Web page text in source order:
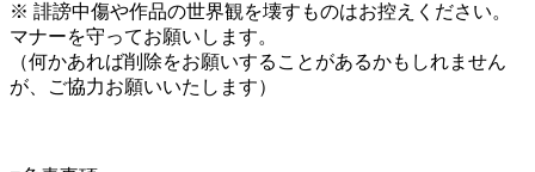
※ 誹謗中傷や作品の世界観を壊すものはお控えください。
マナーを守ってお願いします。
（何かあれば削除をお願いすることがあるかもしれません
が、ご協力お願いいたします）